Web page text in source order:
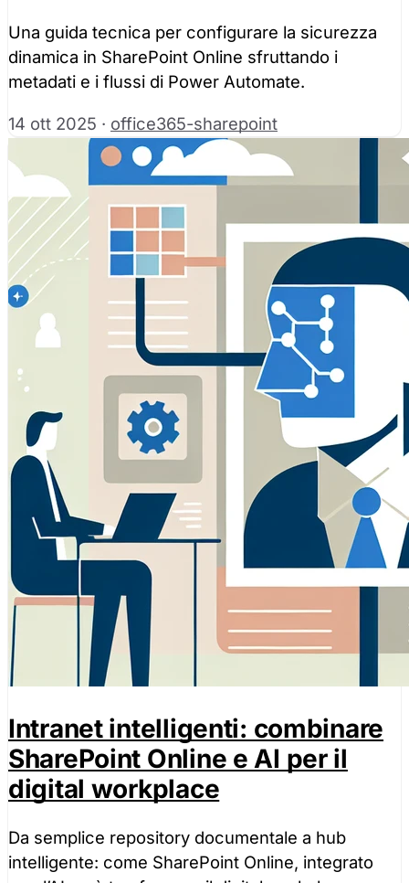
Una guida tecnica per configurare la sicurezza
dinamica in SharePoint Online sfruttando i
metadati e i flussi di Power Automate.
14 ott 2025 · office365-sharepoint
Intranet intelligenti: combinare
SharePoint Online e AI per il
digital workplace
Da semplice repository documentale a hub
intelligente: come SharePoint Online, integrato